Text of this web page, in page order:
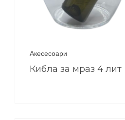
Акесесоари
Кибла за мраз 4 лит